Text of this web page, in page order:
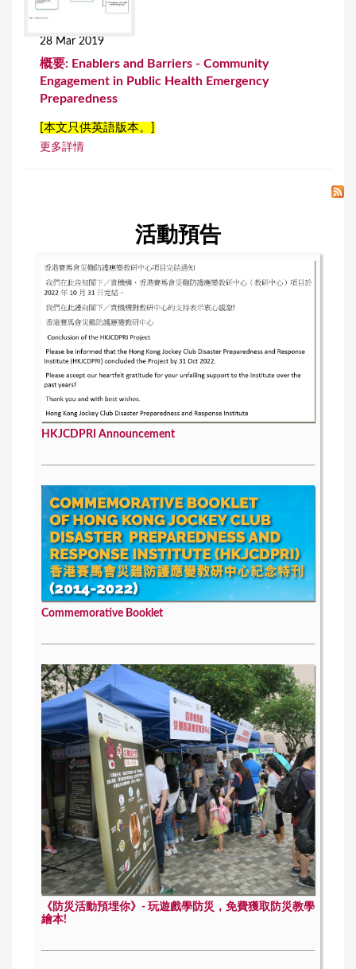
28 Mar 2019
概要: Enablers and Barriers - Community
Engagement in Public Health Emergency
Preparedness
[本文只供英語版本。]
更多詳情
活動預告
HKJCDPRI Announcement
Commemorative Booklet
《防災活動預埋你》- 玩遊戲學防災，免費獲取防災教學
繪本!